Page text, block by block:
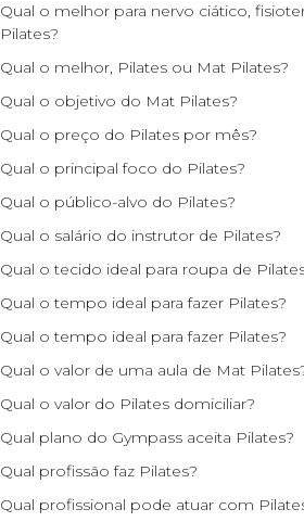
Qual o melhor para nervo ciático,
Pilates?
Qual o melhor, Pilates ou Mat Pilates?
Qual o objetivo do Mat Pilates?
Qual o preço do Pilates por mês?
Qual o principal foco do Pilates?
Qual o público-alvo do Pilates?
Qual o salário do instrutor de Pilates?
Qual o tecido ideal para roupa de
Qual o tempo ideal para fazer Pilates?
Qual o tempo ideal para fazer Pilates?
Qual o valor de uma aula de Mat
Qual o valor do Pilates domiciliar?
Qual plano do Gympass aceita Pilates?
Qual profissão faz Pilates?
Qual profissional pode atuar com